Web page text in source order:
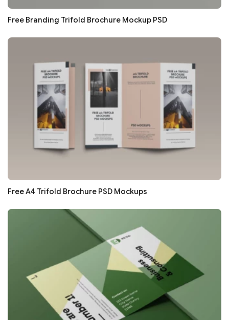
Free Branding Trifold Brochure Mockup PSD
Free A4 Trifold Brochure PSD Mockups